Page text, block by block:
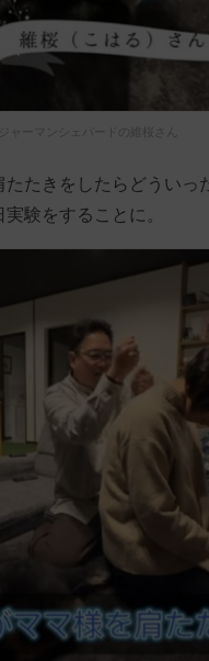
ジャーマンシェパードの維桜さん
たきをしたらどういっ
験をすることに。